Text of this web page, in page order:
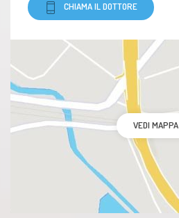
CHIAMA IL DOTTORE
VEDI MAPPA